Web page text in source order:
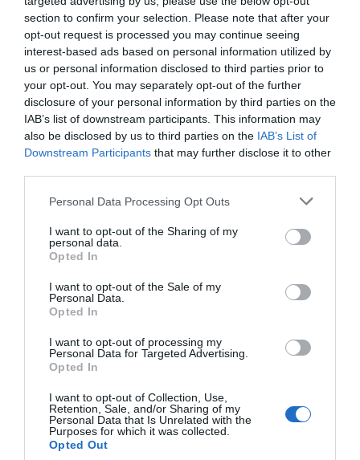
section to confirm your selection. Please note that after your
opt-out request is processed you may continue seeing
interest-based ads based on personal information utilized by
us or personal information disclosed to third parties prior to
your opt-out. You may separately opt-out of the further
disclosure of your personal information by third parties on the
IAB’s list of downstream participants. This information may
also be disclosed by us to third parties on the IAB’s List of
Downstream Participants that may further disclose it to other
Personal Data Processing Opt Outs
I want to opt-out of the Sharing of my
personal data.
Opted In
I want to opt-out of the Sale of my
Personal Data.
Opted In
I want to opt-out of processing my
Personal Data for Targeted Advertising.
Opted In
I want to opt-out of Collection, Use,
Retention, Sale, and/or Sharing of my
Personal Data that Is Unrelated with the
Purposes for which it was collected.
Opted Out